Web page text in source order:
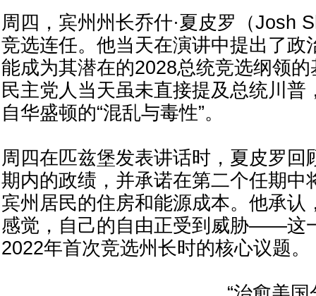
周四，宾州州长乔什·夏皮罗（Josh
竞选连任。他当天在演讲中提出了政
能成为其潜在的2028总统竞选纲领
民主党人当天虽未直接提及总统川普
自华盛顿的“混乱与毒性”。
周四在匹兹堡发表讲话时，夏皮罗回
期内的政绩，并承诺在第二个任期中
宾州居民的住房和能源成本。他承认
感觉，自己的自由正受到威胁——这
2022年首次竞选州长时的核心议题。